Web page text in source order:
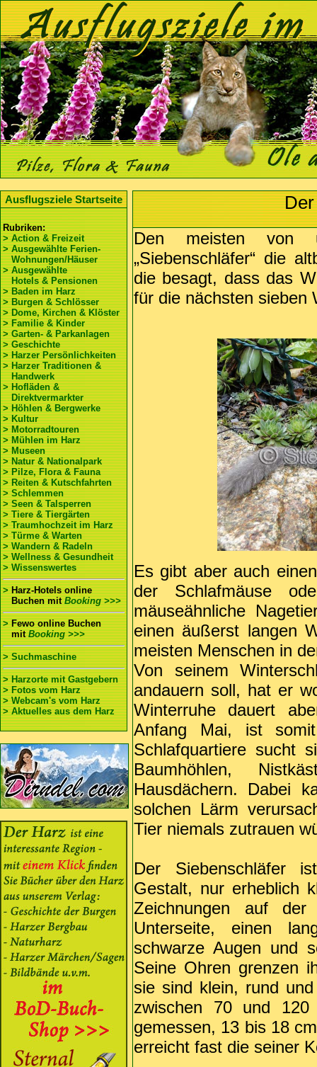
Ausflugsziele Startseite
Rubriken:
> Action & Freizeit
> Ausgewählte Ferien-
Wohnungen/Häuser
> Ausgewählte
Hotels & Pensionen
> Baden im Harz
> Burgen & Schlösser
> Dome, Kirchen & Klöster
> Familie & Kinder
> Garten- & Parkanlagen
> Geschichte
> Harzer Persönlichkeiten
> Harzer Traditionen &
Handwerk
> Hofläden &
Direktvermarkter
> Höhlen & Bergwerke
> Kultur
> Motorradtouren
> Mühlen im Harz
> Museen
> Natur & Nationalpark
> Pilze, Flora & Fauna
> Reiten & Kutschfahrten
> Schlemmen
> Seen & Talsperren
> Tiere & Tiergärten
> Traumhochzeit im Harz
> Türme & Warten
> Wandern & Radeln
> Wellness & Gesundheit
> Wissenswertes
>Harz-Hotels online
Buchen mit Booking >>>
>Fewo online Buchen
mitBooking >>>
> Suchmaschine
> Harzorte mit Gastgebern
> Fotos vom Harz
> Webcam's vom Harz
> Aktuelles aus dem Harz
Den meisten von
„Siebenschläfer“ die
die besagt, dass das
für die nächsten sieben
Es gibt aber auch
der Schlafmäuse
mäuseähnliche
einen äußerst langen
meisten Menschen in
Von seinem
andauern soll, hat er
Winterruhe dauert
Anfang Mai, ist
Schlafquartiere sucht
Baumhöhlen,
Hausdächern. Dabei
solchen Lärm
Tier niemals zutrauen
Der Siebenschläfer
Gestalt, nur erheblich
Zeichnungen auf
Unterseite, einen
schwarze Augen und
Seine Ohren grenzen
sie sind klein, rund
zwischen 70 und
gemessen, 13 bis 18
erreicht fast die seiner